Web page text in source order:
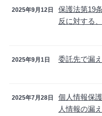
2025年9月12日
保護法第19
反に対する
2025年9月1日 委託先で漏
2025年7月28日
個人情報保
人情報の漏